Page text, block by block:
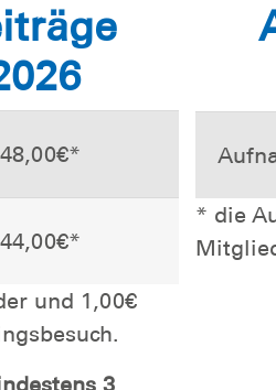
48,00€*
44,00€*
und 1,00€
3
* die